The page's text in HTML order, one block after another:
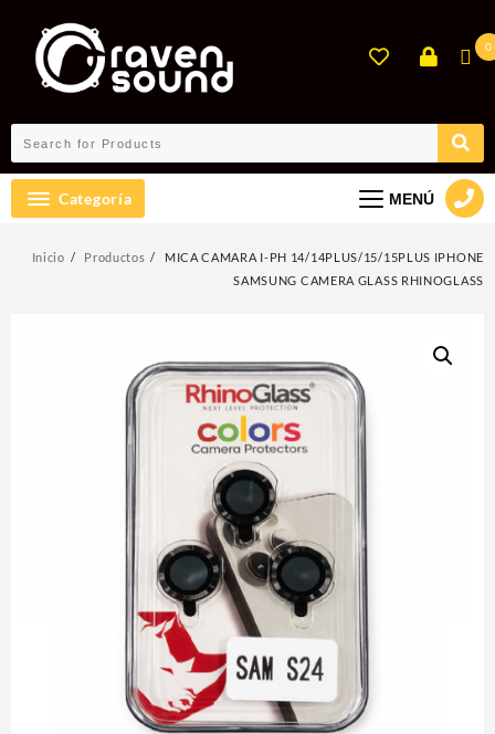
contenido
0
Categoría MENÚ
Inicio Productos
MICA CAMARA I-PH 14/14PLUS/15/15PLUS IPHONE
SAMSUNG CAMERA GLASS RHINOGLASS